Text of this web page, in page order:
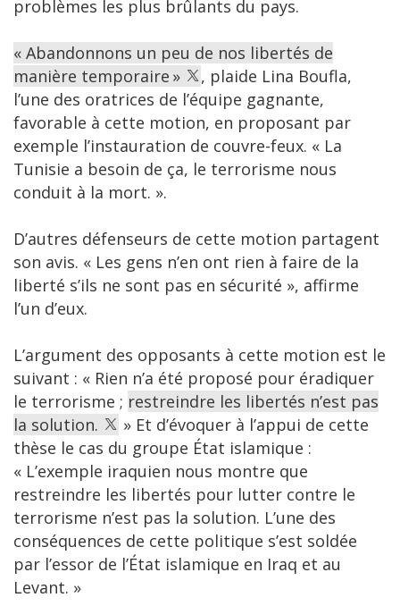
problèmes les plus brûlants du pays.
« Abandonnons un peu de nos libertés de
manière temporaire »
, plaide Lina Boufla,
l’une des oratrices de l’équipe gagnante,
favorable à cette motion, en proposant par
exemple l’instauration de couvre-feux. « La
Tunisie a besoin de ça, le terrorisme nous
conduit à la mort. ».
D’autres défenseurs de cette motion partagent
son avis. « Les gens n’en ont rien à faire de la
liberté s’ils ne sont pas en sécurité », affirme
l’un d’eux.
L’argument des opposants à cette motion est le
suivant : « Rien n’a été proposé pour éradiquer
le terrorisme ; restreindre les libertés n’est pas
la solution.
» Et d’évoquer à l’appui de cette
thèse le cas du groupe État islamique :
« L’exemple iraquien nous montre que
restreindre les libertés pour lutter contre le
terrorisme n’est pas la solution. L’une des
conséquences de cette politique s’est soldée
par l’essor de l’État islamique en Iraq et au
Levant. »